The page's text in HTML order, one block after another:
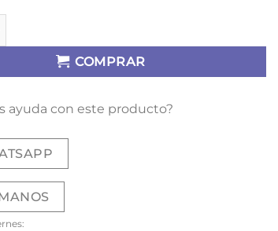
Tribeca M cantidad
COMPRAR
ayuda con este producto?